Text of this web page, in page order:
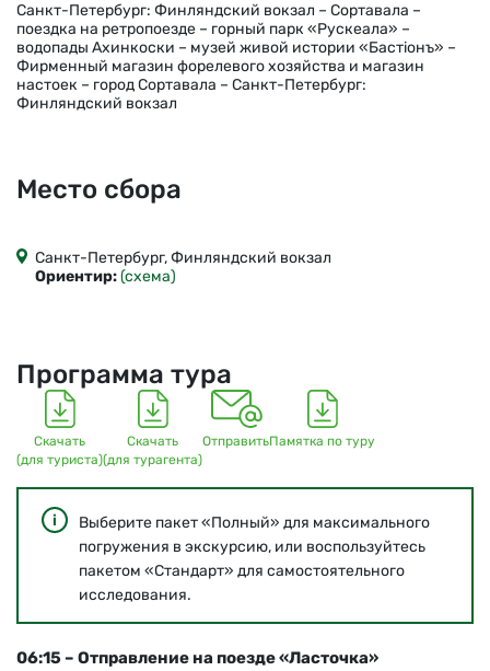
Санкт-Петербург: Финляндский вокзал – Сортавала –
поездка на ретропоезде – горный парк «Рускеала» –
водопады Ахинкоски – музей живой истории «Бастiонъ» –
Фирменный магазин форелевого хозяйства и магазин
настоек – город Сортавала – Санкт-Петербург:
Финляндский вокзал
Место сбора
Санкт-Петербург, Финляндский вокзал
Ориентир:(схема)
Программа тура
Скачать
(для туриста)
Скачать
(для турагента)
ОтправитьПамятка по туру
Выберите пакет «Полный» для максимального
погружения в экскурсию, или воспользуйтесь
пакетом «Стандарт» для самостоятельного
исследования.
06:15 – Отправление на поезде «Ласточка»